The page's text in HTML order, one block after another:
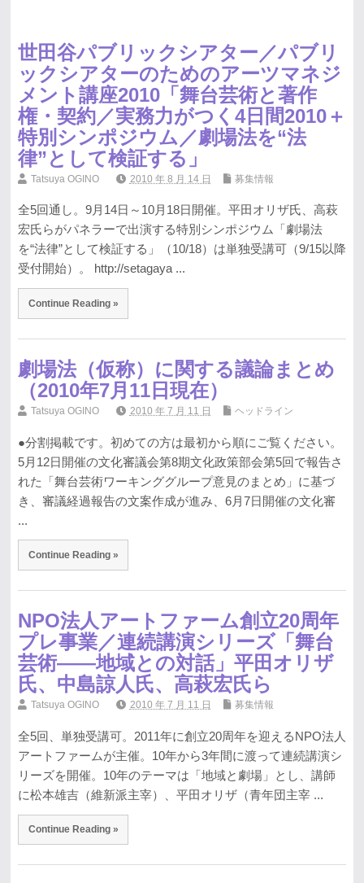
世田谷パブリックシアター／パブリ
ックシアターのためのアーツマネジ
メント講座2010「舞台芸術と著作
権・契約／実務力がつく4日間2010＋
特別シンポジウム／劇場法を“法
律”として検証する」
Tatsuya OGINO 2010 年 8 月 14 日 募集情報
全5回通し。9月14日～10月18日開催。平田オリザ氏、高萩
宏氏らがパネラーで出演する特別シンポジウム「劇場法
を“法律”として検証する」（10/18）は単独受講可（9/15以降
受付開始）。 http://setagaya ...
Continue Reading »
劇場法（仮称）に関する議論まとめ
（2010年7月11日現在）
Tatsuya OGINO 2010 年 7 月 11 日 ヘッドライン
●分割掲載です。初めての方は最初から順にご覧ください。
5月12日開催の文化審議会第8期文化政策部会第5回で報告さ
れた「舞台芸術ワーキンググループ意見のまとめ」に基づ
き、審議経過報告の文案作成が進み、6月7日開催の文化審
...
Continue Reading »
NPO法人アートファーム創立20周年
プレ事業／連続講演シリーズ「舞台
芸術――地域との対話」平田オリザ
氏、中島諒人氏、高萩宏氏ら
Tatsuya OGINO 2010 年 7 月 11 日 募集情報
全5回、単独受講可。2011年に創立20周年を迎えるNPO法人
アートファームが主催。10年から3年間に渡って連続講演シ
リーズを開催。10年のテーマは「地域と劇場」とし、講師
に松本雄吉（維新派主宰）、平田オリザ（青年団主宰 ...
Continue Reading »